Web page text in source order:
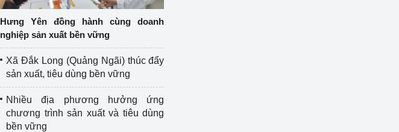
Hưng Yên đồng hành cùng doanh
nghiệp sản xuất bền vững
Xã Đắk Long (Quảng Ngãi) thúc đẩy
sản xuất, tiêu dùng bền vững
Nhiều địa phương hưởng ứng
chương trình sản xuất và tiêu dùng
bền vững